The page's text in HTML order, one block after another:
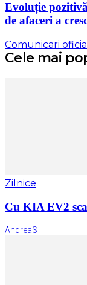
Evoluție
de afaceri a
Comunicari
Cele mai
Zilnice
Cu KIA EV2
AndreaS